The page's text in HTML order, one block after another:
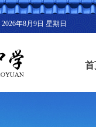
2026年8月9日 星期日
首